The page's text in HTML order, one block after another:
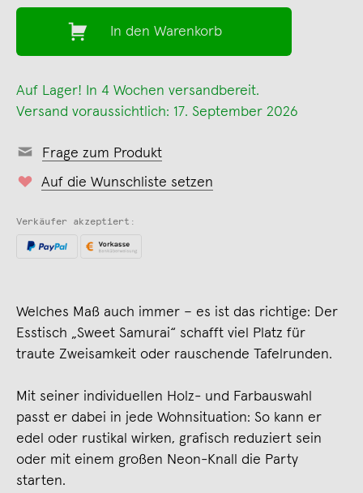
In den Warenkorb
Auf Lager! In 4 Wochen versandbereit.
Versand voraussichtlich: 17. September 2026
Frage zum Produkt
Auf die Wunschliste setzen
Verkäufer akzeptiert:
Welches Maß auch immer – es ist das richtige: Der
Esstisch „Sweet Samurai“ schafft viel Platz für
traute Zweisamkeit oder rauschende Tafelrunden.
Mit seiner individuellen Holz- und Farbauswahl
passt er dabei in jede Wohnsituation: So kann er
edel oder rustikal wirken, grafisch reduziert sein
oder mit einem großen Neon-Knall die Party
starten.